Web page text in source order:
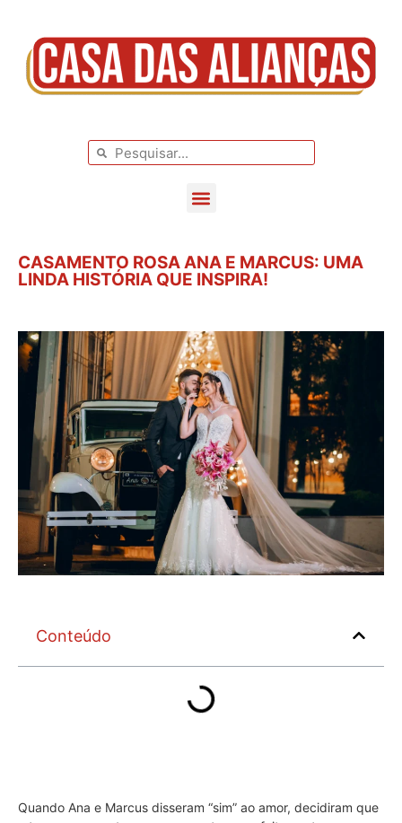
CASAMENTO ROSA ANA E MARCUS: UMA
LINDA HISTÓRIA QUE INSPIRA!
Conteúdo
Quando Ana e Marcus disseram “sim” ao amor, decidiram que